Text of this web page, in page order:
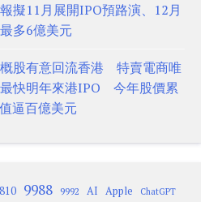
擬11月展開IPO預路演、12月
多6億美元
股有意回流香港 特賣電商唯
快明年來港IPO 今年股價累
逼百億美元
9988 9992 AI Apple ChatGPT